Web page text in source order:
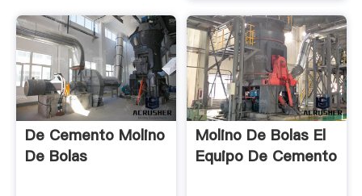
De Cemento Molino
De Bolas
Molino De Bolas El
Equipo De Cemento